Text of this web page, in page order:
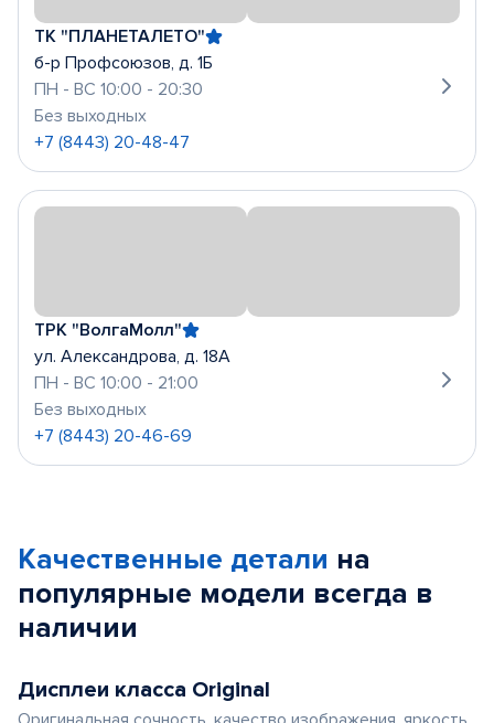
ТК "ПЛАНЕТАЛЕТО"
б-р Профсоюзов, д. 1Б
ПН - ВС 10:00 - 20:30
Без выходных
+7 (8443) 20-48-47
ТРК "ВолгаМолл"
ул. Александрова, д. 18А
ПН - ВС 10:00 - 21:00
Без выходных
+7 (8443) 20-46-69
Качественные детали на
популярные модели всегда в
наличии
Дисплеи класса Original